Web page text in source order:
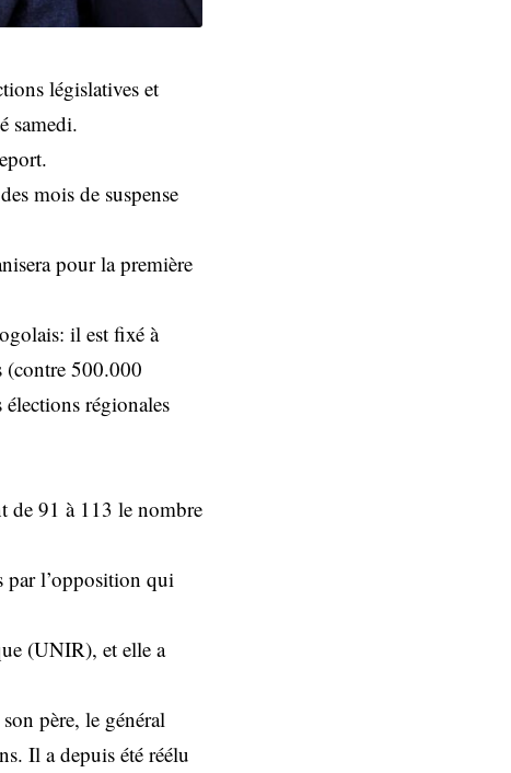
législatives et
samedi.
mois de suspense
pour la première
il est fixé à
(contre 500.000
régionales
de 91 à 113 le nombre
par l’opposition qui
(UNIR), et elle a
père, le général
Il a depuis été réélu